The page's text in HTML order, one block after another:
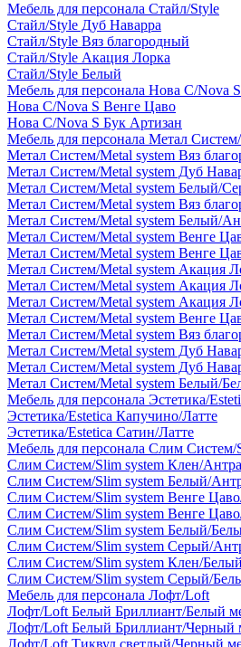
Мебель для персонала Стайл/Style
Стайл/Style Дуб Наварра
Стайл/Style Вяз благородный
Стайл/Style Акация Лорка
Стайл/Style Белый
Мебель для персонала Нова С/Nova S
Нова С/Nova S Венге Цаво
Нова С/Nova S Бук Артизан
Мебель для персонала Метал
Метал Систем/Metal system Вяз
Метал Систем/Metal system Дуб
Метал Систем/Metal system Белый/
Метал Систем/Metal system Вяз
Метал Систем/Metal system Белый/
Метал Систем/Metal system Венге
Метал Систем/Metal system Венге
Метал Систем/Metal system Акация
Метал Систем/Metal system Акация
Метал Систем/Metal system Акация
Метал Систем/Metal system Венге
Метал Систем/Metal system Вяз
Метал Систем/Metal system Дуб
Метал Систем/Metal system Дуб
Метал Систем/Metal system Белый/
Мебель для персонала Эстетика/
Эстетика/Estetica Капучино/Латте
Эстетика/Estetica Сатин/Латте
Мебель для персонала Слим Систем/
Слим Систем/Slim system Клен/
Слим Систем/Slim system Белый/
Слим Систем/Slim system Венге
Слим Систем/Slim system Венге
Слим Систем/Slim system Белый/
Слим Систем/Slim system Серый/
Слим Систем/Slim system Клен/
Слим Систем/Slim system Серый/
Мебель для персонала Лофт/Loft
Лофт/Loft Белый Бриллиант/Белый
Лофт/Loft Белый Бриллиант/Черный
Лофт/Loft Тиквуд светлый/Черный